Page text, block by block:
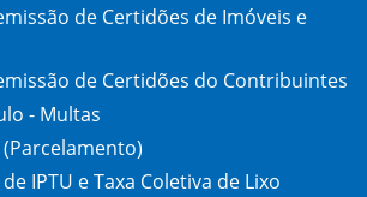
de Certidões de Imóveis e
de Certidões do Contribuintes
- Multas
IPTU e Taxa Coletiva de Lixo